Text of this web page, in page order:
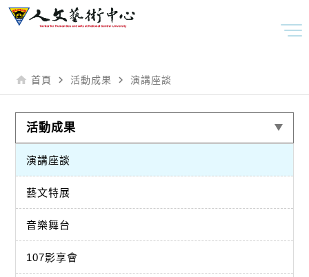
home 首頁 navigate_next 活動成果 navigate_next 演講座談
活動成果
演講座談
藝文特展
音樂舞台
107影享會